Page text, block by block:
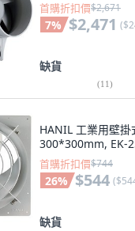
首購折扣價$2,671
7% $2,471 (
缺貨
(11)
HANIL 工業用壁掛
300*300mm, EK-
首購折扣價$744
26% $544 (
缺貨